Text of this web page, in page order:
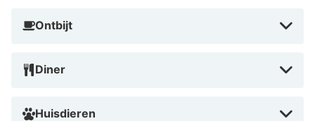
Ontbijt
Diner
Huisdieren